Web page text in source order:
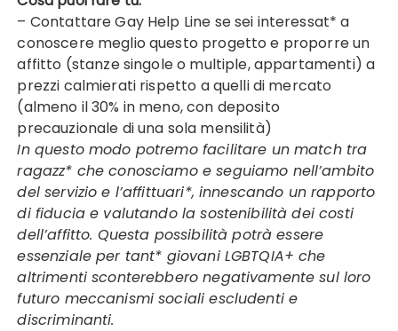
– Contattare Gay Help Line se sei interessat* a
conoscere meglio questo progetto e proporre un
affitto (stanze singole o multiple, appartamenti) a
prezzi calmierati rispetto a quelli di mercato
(almeno il 30% in meno, con deposito
precauzionale di una sola mensilità)
In questo modo potremo facilitare un match tra
ragazz* che conosciamo e seguiamo nell’ambito
del servizio e l’affittuari*, innescando un rapporto
di fiducia e valutando la sostenibilità dei costi
dell’affitto. Questa possibilità potrà essere
essenziale per tant* giovani LGBTQIA+ che
altrimenti sconterebbero negativamente sul loro
futuro meccanismi sociali escludenti e
discriminanti.